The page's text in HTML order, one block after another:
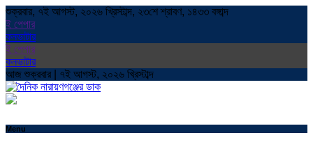
শুক্রবার, ৭ই আগস্ট, ২০২৬ খ্রিস্টাব্দ, ২৩শে শ্রাবণ, ১৪৩৩ বঙ্গাব্দ
ই পেপার
কনভাটার
ই পেপার
কনভাটার
আজ শুক্রবার | ৭ই আগস্ট, ২০২৬ খ্রিস্টাব্দ
Menu